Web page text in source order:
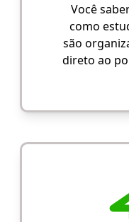
Você
como
são
direto ao